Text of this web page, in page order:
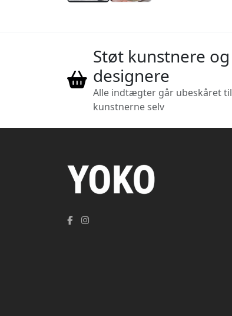
Støt kunstnere og
designere
Alle indtægter går ubeskåret til
kunstnerne selv